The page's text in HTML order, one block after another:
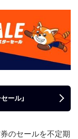
ール」
のセールを不定期